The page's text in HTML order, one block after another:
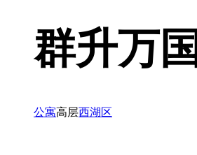
群升万
公寓高层西湖区